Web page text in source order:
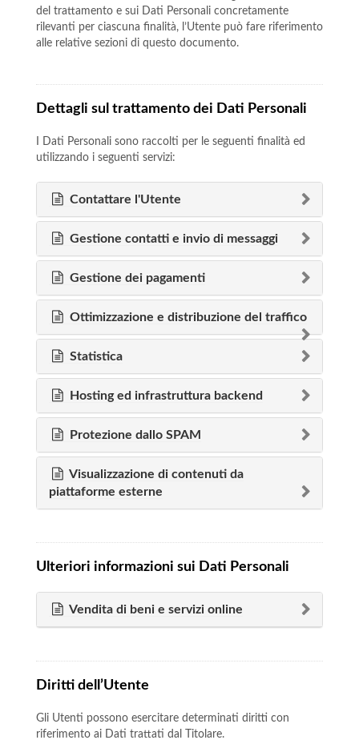
del trattamento e sui Dati Personali concretamente
rilevanti per ciascuna finalità, l’Utente può fare riferimento
alle relative sezioni di questo documento.
Dettagli sul trattamento dei Dati Personali
I Dati Personali sono raccolti per le seguenti finalità ed
utilizzando i seguenti servizi:
Contattare l'Utente
Gestione contatti e invio di messaggi
Gestione dei pagamenti
Ottimizzazione e distribuzione del traffico
Statistica
Hosting ed infrastruttura backend
Protezione dallo SPAM
Visualizzazione di contenuti da
piattaforme esterne
Ulteriori informazioni sui Dati Personali
Vendita di beni e servizi online
Diritti dell’Utente
Gli Utenti possono esercitare determinati diritti con
riferimento ai Dati trattati dal Titolare.